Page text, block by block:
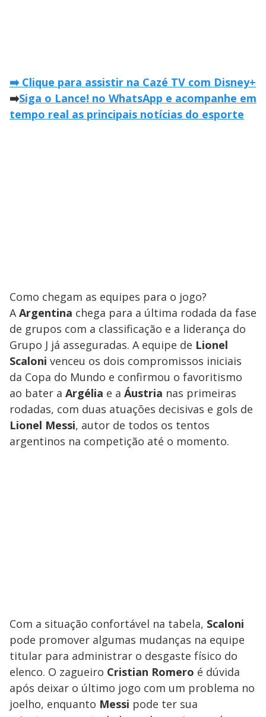
➡️ Clique para assistir na Cazé TV com Disney+
➡️Siga o Lance! no WhatsApp e acompanhe em
tempo real as principais notícias do esporte
Como chegam as equipes para o jogo?
A Argentina chega para a última rodada da fase
de grupos com a classificação e a liderança do
Grupo J já asseguradas. A equipe de Lionel
Scaloni venceu os dois compromissos iniciais
da Copa do Mundo e confirmou o favoritismo
ao bater a Argélia e a Áustria nas primeiras
rodadas, com duas atuações decisivas e gols de
Lionel Messi, autor de todos os tentos
argentinos na competição até o momento.
Com a situação confortável na tabela, Scaloni
pode promover algumas mudanças na equipe
titular para administrar o desgaste físico do
elenco. O zagueiro Cristian Romero é dúvida
após deixar o último jogo com um problema no
joelho, enquanto Messi pode ter sua